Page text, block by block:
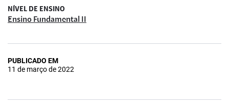
NÍVEL DE ENSINO
Ensino Fundamental II
PUBLICADO EM
11 de março de 2022